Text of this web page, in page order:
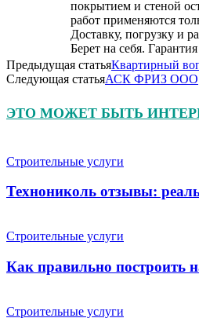
покрытием и стеной
работ применяются
Доставку, погрузку и
Берет на себя.
Предыдущая статьяКвартирный
Следующая статьяАСК ФРИЗ ООО
ЭТО МОЖЕТ БЫТЬ
Строительные услуги
Технониколь отзывы:
Строительные услуги
Как правильно построить
Строительные услуги